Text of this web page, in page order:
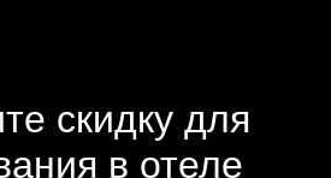
скидку для
в отеле